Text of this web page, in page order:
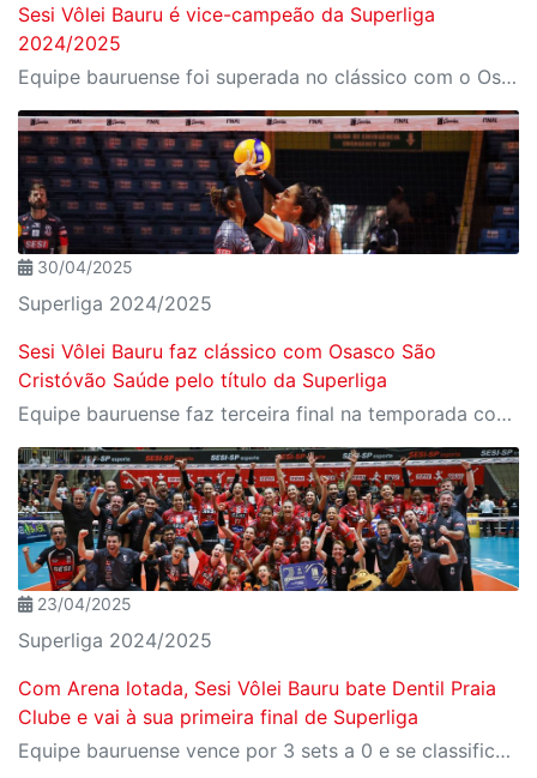
Sesi Vôlei Bauru é vice-campeão da Superliga
2024/2025
Equipe bauruense foi superada no clássico com o Osasco São Cristóvão Saúde em sua primeira final da liga
30/04/2025
Superliga 2024/2025
Sesi Vôlei Bauru faz clássico com Osasco São
Cristóvão Saúde pelo título da Superliga
Equipe bauruense faz terceira final na temporada contra rival paulista; decisão da liga nacional é nesta quinta, 01
23/04/2025
Superliga 2024/2025
Com Arena lotada, Sesi Vôlei Bauru bate Dentil Praia
Clube e vai à sua primeira final de Superliga
Equipe bauruense vence por 3 sets a 0 e se classifica com duas vitórias sobre o time mineiro